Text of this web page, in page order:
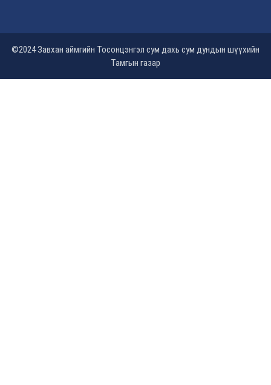
©2024 Завхан аймгийн Тосонцэнгэл сум дахь сум дундын шүүхийн
Тамгын газар